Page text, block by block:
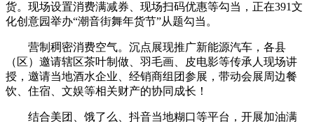
货。现场设置消费满减券、现场扫码优惠等勾当，正在391文
化创意园举办“潮音街舞年货节”从题勾当。
营制稠密消费空气。沉点展现推广新能源汽车，各县
（区）邀请辖区茶叶制做、羽毛画、皮电影等传承人现场讲
授，邀请当地酒水企业、经销商组团参展，带动会展周边餐
饮、住宿、文娱等相关财产的协同成长！
结合美团、饿了么、抖音当地糊口等平台，开展加油满